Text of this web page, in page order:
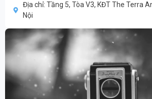
Địa chỉ: Tầng 5, Tòa V3, KĐT The Terra
Nội